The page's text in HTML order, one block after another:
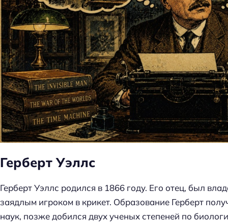
Герберт Уэллс
Герберт Уэллс родился в 1866 году. Его отец, был
заядлым игроком в крикет. Образование Герберт
наук, позже добился двух ученых степеней по